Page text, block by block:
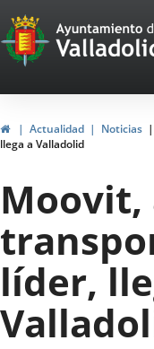
Portal
Web
del
de
Valladolid
HomeActualidad Noticias
llega a Valladolid
Moovit,
líder,